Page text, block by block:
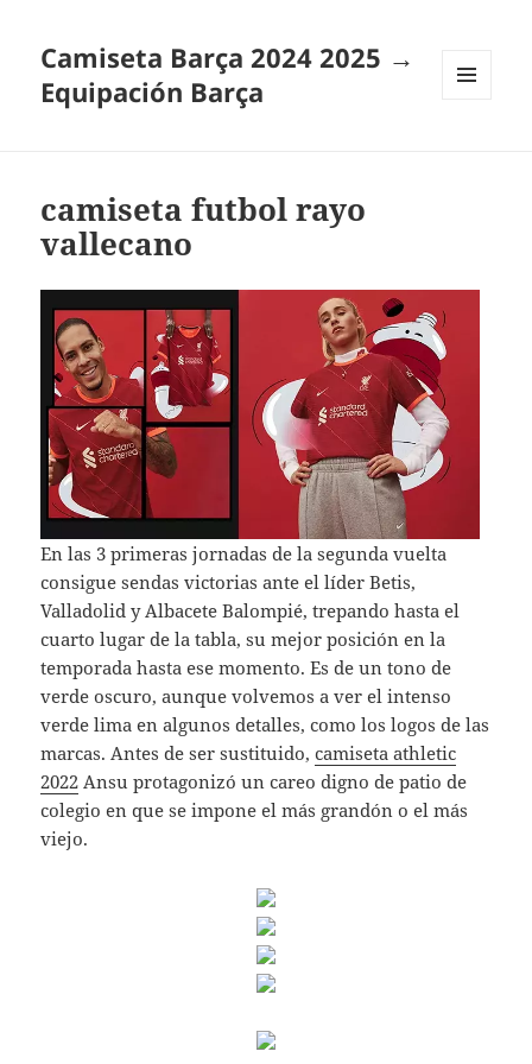
Camiseta Barça 2024 2025 →
Equipación Barça
camiseta futbol rayo
vallecano
En las 3 primeras jornadas de la segunda vuelta
consigue sendas victorias ante el líder Betis,
Valladolid y Albacete Balompié, trepando hasta el
cuarto lugar de la tabla, su mejor posición en la
temporada hasta ese momento. Es de un tono de
verde oscuro, aunque volvemos a ver el intenso
verde lima en algunos detalles, como los logos de las
marcas. Antes de ser sustituido,camiseta athletic
2022 Ansu protagonizó un careo digno de patio de
colegio en que se impone el más grandón o el más
viejo.